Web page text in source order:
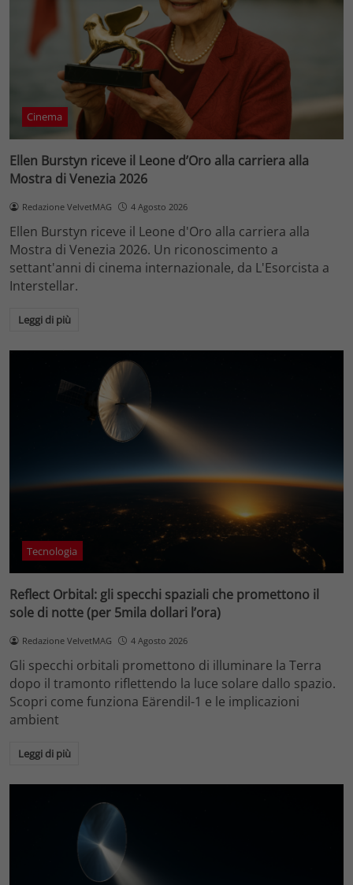
Cinema
Ellen Burstyn riceve il Leone d’Oro alla carriera alla
Mostra di Venezia 2026
Redazione VelvetMAG 4 Agosto 2026
Ellen Burstyn riceve il Leone d'Oro alla carriera alla
Mostra di Venezia 2026. Un riconoscimento a
settant'anni di cinema internazionale, da L'Esorcista a
Interstellar.
Leggi di più
Tecnologia
Reflect Orbital: gli specchi spaziali che promettono il
sole di notte (per 5mila dollari l’ora)
Redazione VelvetMAG 4 Agosto 2026
Gli specchi orbitali promettono di illuminare la Terra
dopo il tramonto riflettendo la luce solare dallo spazio.
Scopri come funziona Eärendil-1 e le implicazioni
ambient
Leggi di più